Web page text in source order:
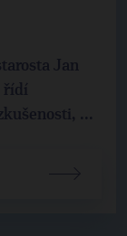
Jan
řídí
...